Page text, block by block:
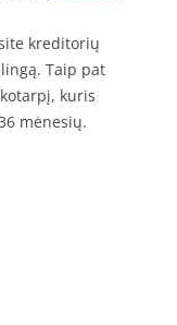
kreditorių
Taip pat
kuris
mėnesių.